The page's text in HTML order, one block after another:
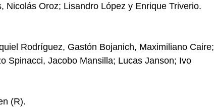
Nicolás Oroz; Lisandro López y Enrique Triverio.
Rodríguez, Gastón Bojanich, Maximiliano Caire;
Spinacci, Jacobo Mansilla; Lucas Janson; Ivo
(R).